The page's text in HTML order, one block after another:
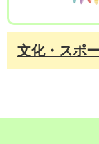
文化・スポ